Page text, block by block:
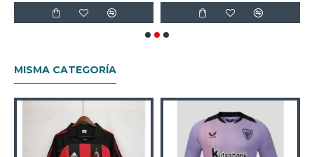
MISMA CATEGORÍA